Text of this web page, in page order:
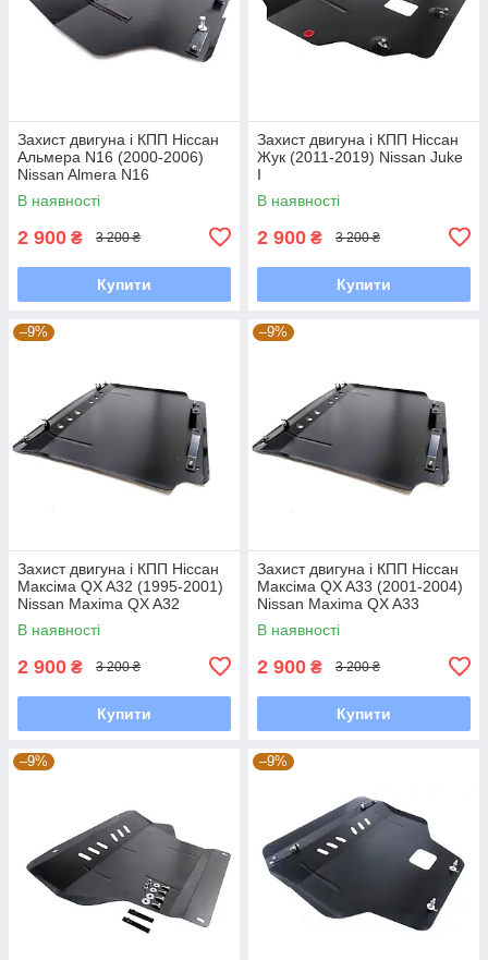
Захист двигуна і КПП Ніссан
Альмера N16 (2000-2006)
Nissan Almera N16
В наявності
2 900 ₴ 3 200 ₴
Купити
Захист двигуна і КПП Ніссан
Жук (2011-2019) Nissan Juke
I
В наявності
2 900 ₴ 3 200 ₴
Купити
–9%
Захист двигуна і КПП Ніссан
Максіма QX A32 (1995-2001)
Nissan Maxima QX A32
В наявності
2 900 ₴ 3 200 ₴
Купити
–9%
Захист двигуна і КПП Ніссан
Максіма QX A33 (2001-2004)
Nissan Maxima QX A33
В наявності
2 900 ₴ 3 200 ₴
Купити
–9% –9%